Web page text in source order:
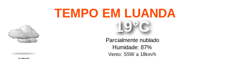
TEMPO EM LUANDA
19°C
Parcialmente nublado
Humidade: 87%
Vento: SSW a 18km/h